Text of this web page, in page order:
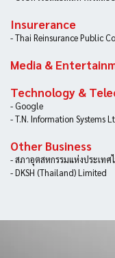
Insurerance
- Thai Reinsurance Public
Media &
Technology &
- Google
- T.N. Information Systems
Other Business
- สภาอุตสหกรรมแห่งประเทศ
- DKSH (Thailand) Limited